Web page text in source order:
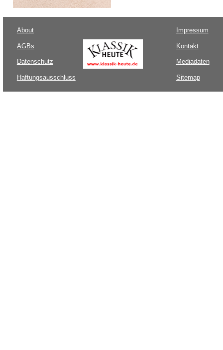
About
AGBs
Datenschutz
Haftungsausschluss
Impressum
Kontakt
Mediadaten
Sitemap